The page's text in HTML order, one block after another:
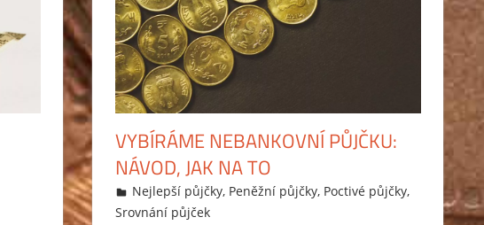
VYBÍRÁME NEBANKOVNÍ PŮJČKU:
NÁVOD, JAK NA TO
15.3.2015
Markéta Svobodová
Nejlepší půjčky, Peněžní půjčky, Poctivé půjčky,
Srovnání půjček